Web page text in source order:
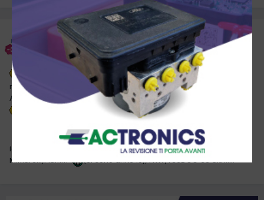
johnnyskatto
Inviato 1 Marzo 2012
salve colleghi volevo proporvi questa mia idea
non ci facciamo una bella applicazione per gli smartphone APP
AUTODIAGNOSTIC (di cosa metterci dentro ci discutiamo dopo).
io sul mio iphone gia ne uso alcuni tipo quello della
M.Marelli,Fiamm